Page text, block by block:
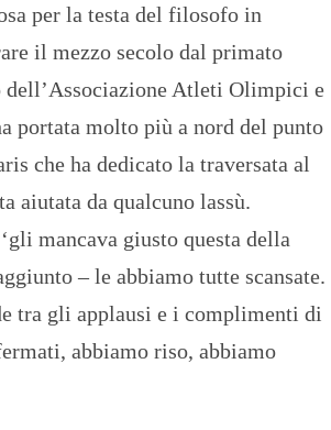
per la testa del filosofo in
il mezzo secolo dal primato
dell’Associazione Atleti Olimpici e
portata molto più a nord del punto
che ha dedicato la traversata al
aiutata da qualcuno lassù.
mancava giusto questa della
– le abbiamo tutte scansate.
tra gli applausi e i complimenti di
abbiamo riso, abbiamo